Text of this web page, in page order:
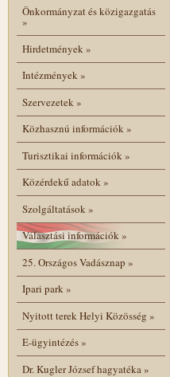
Önkormányzat és közigazgatás
»
Hirdetmények»
Intézmények»
Szervezetek»
Közhasznú információk»
Turisztikai információk»
Közérdekű adatok»
Szolgáltatások»
Választási információk»
25. Országos Vadásznap »
Ipari park»
Nyitott terek Helyi Közösség »
E-ügyintézés»
Dr. Kugler József hagyatéka»